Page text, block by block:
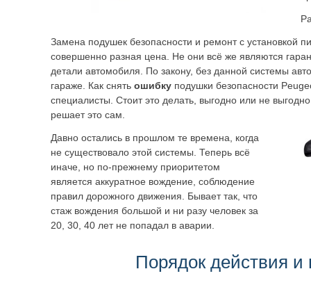
Замена подушек безопасности и ремонт с установкой
совершенно разная цена. Не они всё же являются
детали автомобиля. По закону, без данной системы
гараже. Как снять ошибку подушки безопасности
специалисты. Стоит это делать, выгодно или не
решает это сам.
Давно остались в прошлом те времена, когда
не существовало этой системы. Теперь всё
иначе, но по-прежнему приоритетом
является аккуратное вождение, соблюдение
правил дорожного движения. Бывает так, что
стаж вождения большой и ни разу человек за
20, 30, 40 лет не попадал в аварии.
Порядок действия и